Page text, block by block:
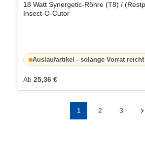
18 Watt Synergetic-Röhre (T8) /
Insect-O-Cutor
Auslaufartikel - solange Vorrat reicht
Ab25,36 €
Seite
1
Seite
2
Seite
3